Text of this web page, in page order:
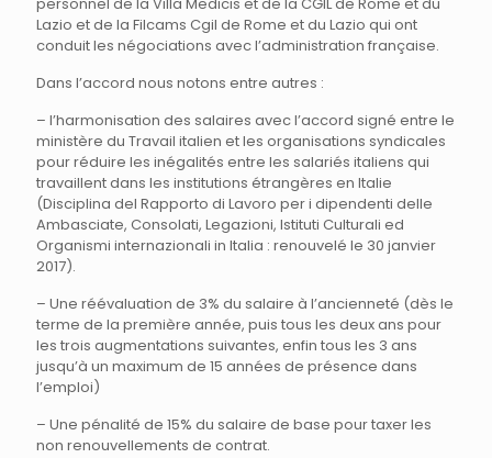
personnel de la Villa Medicis et de la CGIL de Rome et du
Lazio et de la Filcams Cgil de Rome et du Lazio qui ont
conduit les négociations avec l’administration française.
Dans l’accord nous notons entre autres :
– l’harmonisation des salaires avec l’accord signé entre le
ministère du Travail italien et les organisations syndicales
pour réduire les inégalités entre les salariés italiens qui
travaillent dans les institutions étrangères en Italie
(Disciplina del Rapporto di Lavoro per i dipendenti delle
Ambasciate, Consolati, Legazioni, Istituti Culturali ed
Organismi internazionali in Italia : renouvelé le 30 janvier
2017).
– Une réévaluation de 3% du salaire à l’ancienneté (dès le
terme de la première année, puis tous les deux ans pour
les trois augmentations suivantes, enfin tous les 3 ans
jusqu’à un maximum de 15 années de présence dans
l’emploi)
– Une pénalité de 15% du salaire de base pour taxer les
non renouvellements de contrat.